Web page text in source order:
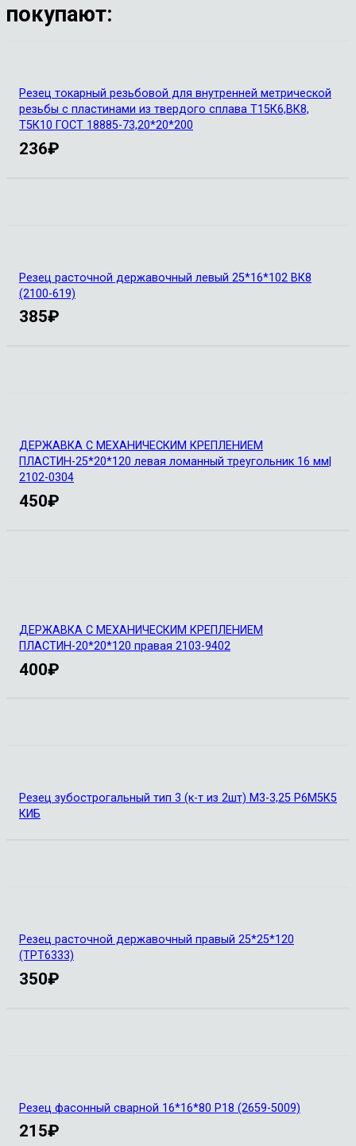
покупают:
Резец токарный резьбовой для внутренней метрической
резьбы с пластинами из твердого сплава Т15К6,ВК8,
Т5К10 ГОСТ 18885-73,20*20*200
236₽
Резец расточной державочный левый 25*16*102 ВК8
(2100-619)
385₽
ДЕРЖАВКА С МЕХАНИЧЕСКИМ КРЕПЛЕНИЕМ
ПЛАСТИН-25*20*120 левая ломанный треугольник 16 мм|
2102-0304
450₽
ДЕРЖАВКА С МЕХАНИЧЕСКИМ КРЕПЛЕНИЕМ
ПЛАСТИН-20*20*120 правая 2103-9402
400₽
Резец зубострогальный тип 3 (к-т из 2шт) М3-3,25 Р6М5К5
КИБ
Резец расточной державочный правый 25*25*120
(ТРТ6333)
350₽
Резец фасонный сварной 16*16*80 Р18 (2659-5009)
215₽